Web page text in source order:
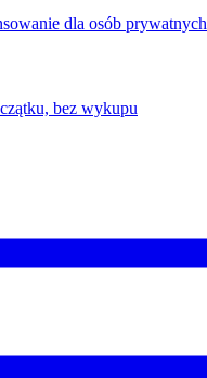
dla osób prywatnych
bez wykupu